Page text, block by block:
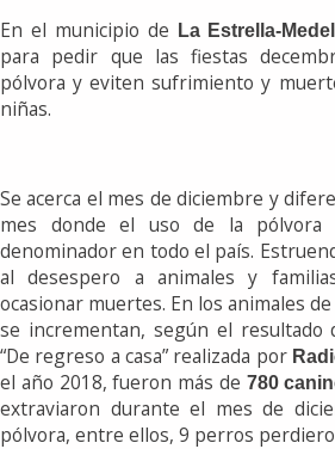
En el municipio de La Estrella-
para pedir que las fiestas
pólvora y eviten sufrimiento y
niñas.
Se acerca el mes de diciembre y
mes donde el uso de la pólvora
denominador en todo el país.
al desespero a animales y
ocasionar muertes. En los animales
se incrementan, según el resultado
“De regreso a casa” realizada por
el año 2018, fueron más de 780
extraviaron durante el mes de
pólvora, entre ellos, 9 perros